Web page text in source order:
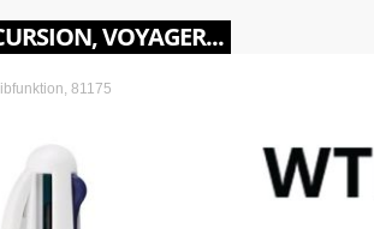
VOYAGER...
81175